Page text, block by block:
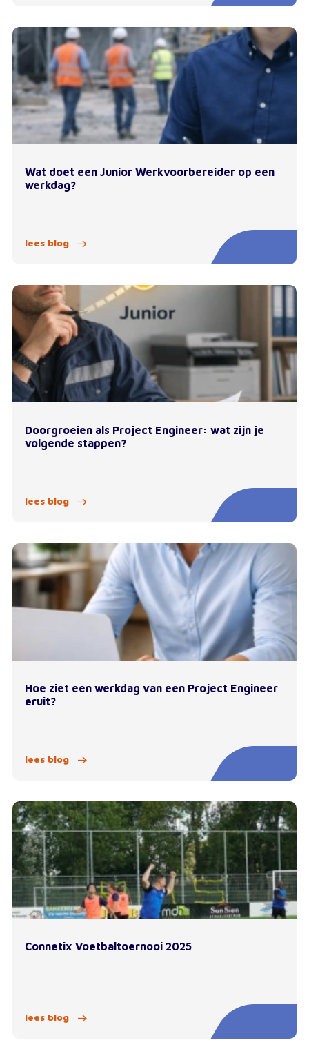
Wat doet een Junior Werkvoorbereider op een
werkdag?
lees blog
Doorgroeien als Project Engineer: wat zijn je
volgende stappen?
lees blog
Hoe ziet een werkdag van een Project Engineer
eruit?
lees blog
Connetix Voetbaltoernooi 2025
lees blog